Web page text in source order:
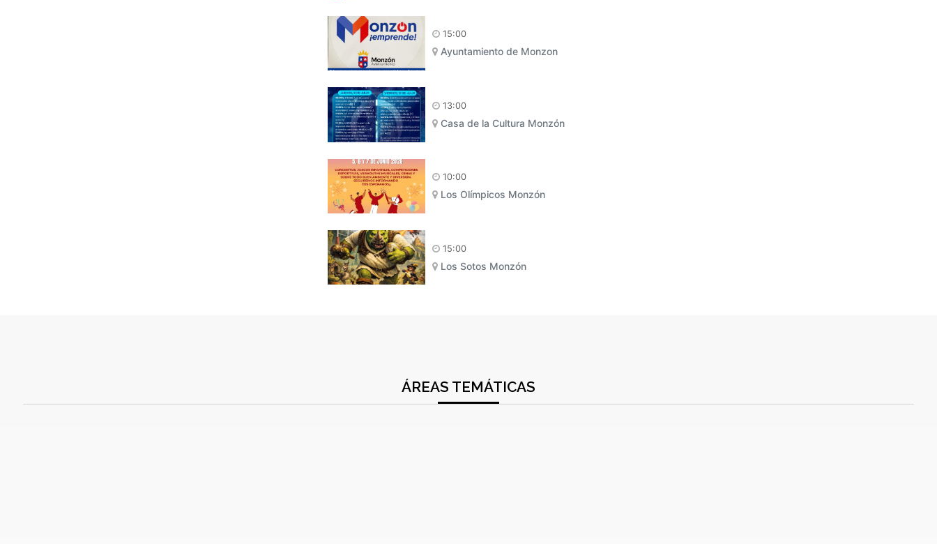
15:00
Ayuntamiento de Monzon
13:00
Casa de la Cultura Monzón
10:00
Los Olímpicos Monzón
15:00
Los Sotos Monzón
ÁREAS TEMÁTICAS